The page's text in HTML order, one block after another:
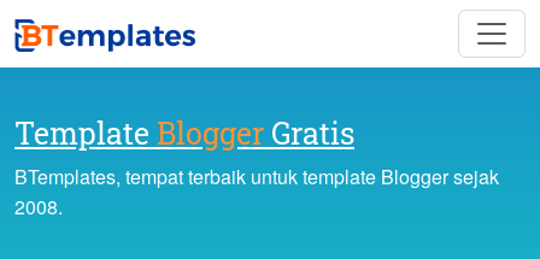
Template Blogger Gratis
BTemplates, tempat terbaik untuk template Blogger sejak
2008.